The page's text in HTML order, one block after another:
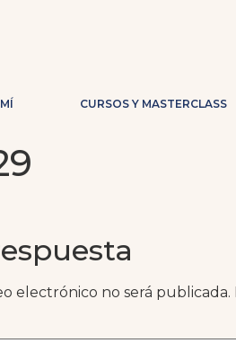
CURSOS Y MASTERCLASS
electrónico no será publicada.